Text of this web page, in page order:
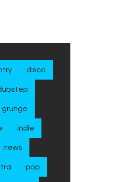
disco
grunge
indie
news
pop